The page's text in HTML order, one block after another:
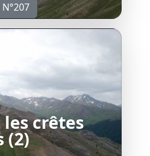
crêtes
(2)